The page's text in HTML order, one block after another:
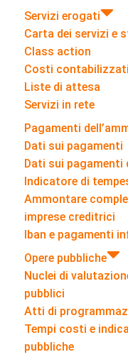
Servizi erogati
Carta dei servizi e
Class action
Costi contabilizzati
Liste di attesa
Servizi in rete
Pagamenti
Dati sui pagamenti
Dati sui pagamenti
Indicatore di
Ammontare
imprese creditrici
Iban e pagamenti
Opere pubbliche
Nuclei di
pubblici
Atti di
Tempi costi e
pubbliche